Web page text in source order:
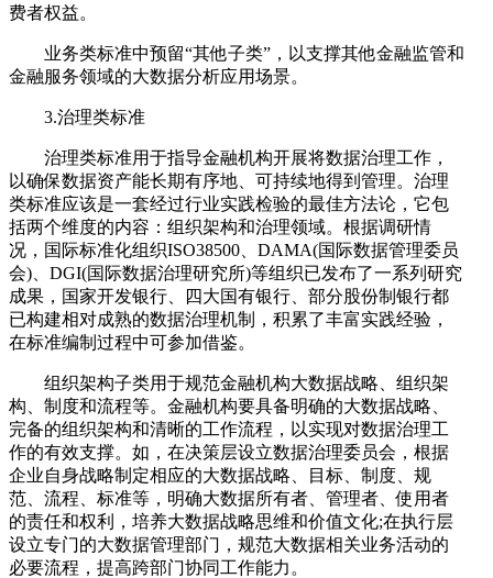
费者权益。
业务类标准中预留“其他子类”，以支撑其他金融监管和
金融服务领域的大数据分析应用场景。
3.治理类标准
‍治理类标准用于指导金融机构开展将数据治理工作，
以确保数据资产能长期有序地、可持续地得到管理。治理
类标准应该是一套经过行业实践检验的最佳方法论，它包
括两个维度的内容：组织架构和治理领域。根据调研情
况，国际标准化组织ISO38500、DAMA(国际数据管理委员
会)、DGI(国际数据治理研究所)等组织已发布了一系列研究
成果，国家开发银行、四大国有银行、部分股份制银行都
已构建相对成熟的数据治理机制，积累了丰富实践经验，
在标准编制过程中可参加借鉴。
组织架构子类用于规范金融机构大数据战略、组织架
构、制度和流程等。金融机构要具备明确的大数据战略、
完备的组织架构和清晰的工作流程，以实现对数据治理工
作的有效支撑。如，在决策层设立数据治理委员会，根据
企业自身战略制定相应的大数据战略、目标、制度、规
范、流程、标准等，明确大数据所有者、管理者、使用者
的责任和权利，培养大数据战略思维和价值文化;在执行层
设立专门的大数据管理部门，规范大数据相关业务活动的
必要流程，提高跨部门协同工作能力。